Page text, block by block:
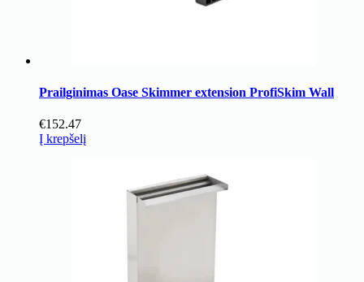
Prailginimas Oase Skimmer extension ProfiSkim Wall
€152.47
Į krepšelį